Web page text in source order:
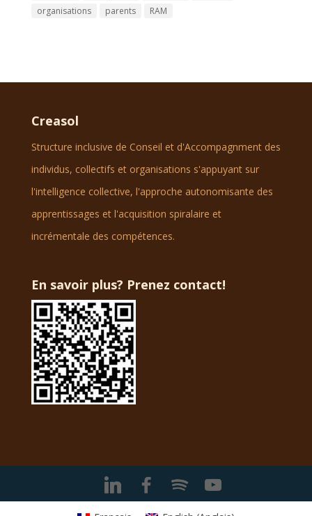
organisations
parents RAM
Creasol
Structure inclusive de Conseil et d'Accompagnment des
individus, collectifs et organisations s'appuyant sur
l'intelligence collective, l'approche autonomisante des
apprentissages et l'acquisition spiralaire et
incrémentale des compétences.
En savoir plus? Prenez contact!